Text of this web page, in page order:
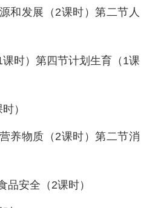
和发展（2课时）第二节人
时）第四节计划生育（1课
）
养物质（2课时）第二节消
品安全（2课时）